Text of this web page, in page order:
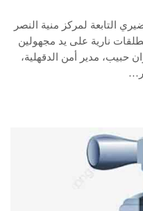
التابعة لمركز منية النصر
نارية على يد مجهولين
حبيب، مدير أمن الدقهلية،